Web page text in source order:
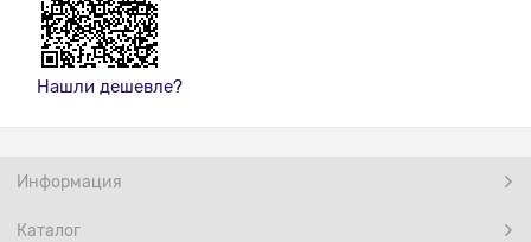
Нашли дешевле?
Информация
Каталог